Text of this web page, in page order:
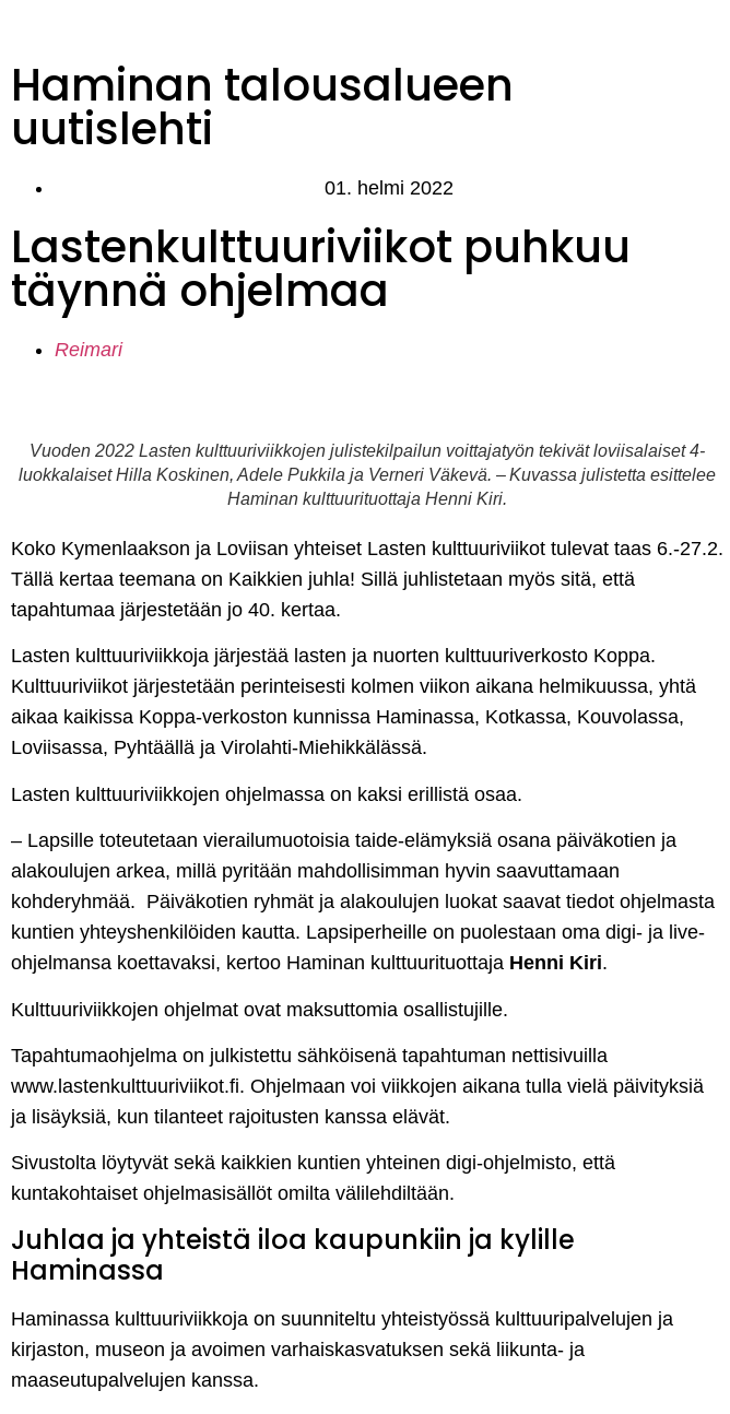
Haminan talousalueen
uutislehti
01. helmi 2022
Lastenkulttuuriviikot puhkuu
täynnä ohjelmaa
Reimari
Vuoden 2022 Lasten kulttuuriviikkojen julistekilpailun voittajatyön tekivät loviisalaiset 4-
luokkalaiset Hilla Koskinen, Adele Pukkila ja Verneri Väkevä. – Kuvassa julistetta esittelee
Haminan kulttuurituottaja Henni Kiri.
Koko Kymenlaakson ja Loviisan yhteiset Lasten kulttuuriviikot tulevat taas 6.-27.2.
Tällä kertaa teemana on Kaikkien juhla! Sillä juhlistetaan myös sitä, että
tapahtumaa järjestetään jo 40. kertaa.
Lasten kulttuuriviikkoja järjestää lasten ja nuorten kulttuuriverkosto Koppa.
Kulttuuriviikot järjestetään perinteisesti kolmen viikon aikana helmikuussa, yhtä
aikaa kaikissa Koppa-verkoston kunnissa Haminassa, Kotkassa, Kouvolassa,
Loviisassa, Pyhtäällä ja Virolahti-Miehikkälässä.
Lasten kulttuuriviikkojen ohjelmassa on kaksi erillistä osaa.
– Lapsille toteutetaan vierailumuotoisia taide-elämyksiä osana päiväkotien ja
alakoulujen arkea, millä pyritään mahdollisimman hyvin saavuttamaan
kohderyhmää. Päiväkotien ryhmät ja alakoulujen luokat saavat tiedot ohjelmasta
kuntien yhteyshenkilöiden kautta. Lapsiperheille on puolestaan oma digi- ja live-
ohjelmansa koettavaksi, kertoo Haminan kulttuurituottaja Henni Kiri.
Kulttuuriviikkojen ohjelmat ovat maksuttomia osallistujille.
Tapahtumaohjelma on julkistettu sähköisenä tapahtuman nettisivuilla
www.lastenkulttuuriviikot.fi. Ohjelmaan voi viikkojen aikana tulla vielä päivityksiä
ja lisäyksiä, kun tilanteet rajoitusten kanssa elävät.
Sivustolta löytyvät sekä kaikkien kuntien yhteinen digi-ohjelmisto, että
kuntakohtaiset ohjelmasisällöt omilta välilehdiltään.
Juhlaa ja yhteistä iloa kaupunkiin ja kylille
Haminassa
Haminassa kulttuuriviikkoja on suunniteltu yhteistyössä kulttuuripalvelujen ja
kirjaston, museon ja avoimen varhaiskasvatuksen sekä liikunta- ja
maaseutupalvelujen kanssa.